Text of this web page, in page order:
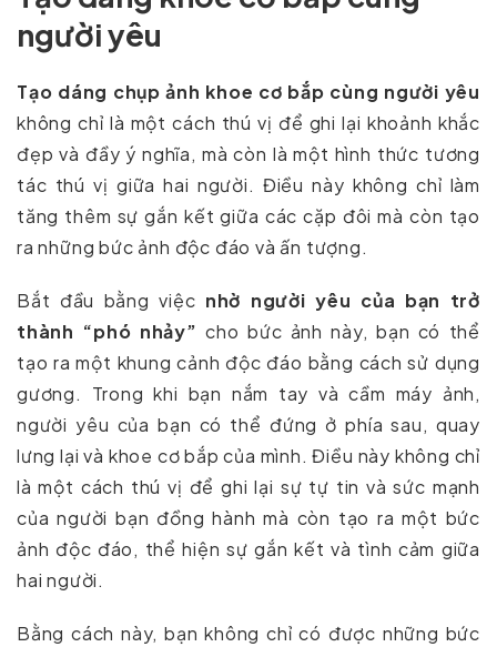
người yêu
Tạo dáng chụp ảnh khoe cơ bắp cùng người yêu
không chỉ là một cách thú vị để ghi lại khoảnh khắc
đẹp và đầy ý nghĩa, mà còn là một hình thức tương
tác thú vị giữa hai người. Điều này không chỉ làm
tăng thêm sự gắn kết giữa các cặp đôi mà còn tạo
ra những bức ảnh độc đáo và ấn tượng.
Bắt đầu bằng việc nhờ người yêu của bạn trở
thành “phó nhảy” cho bức ảnh này, bạn có thể
tạo ra một khung cảnh độc đáo bằng cách sử dụng
gương. Trong khi bạn nắm tay và cầm máy ảnh,
người yêu của bạn có thể đứng ở phía sau, quay
lưng lại và khoe cơ bắp của mình. Điều này không chỉ
là một cách thú vị để ghi lại sự tự tin và sức mạnh
của người bạn đồng hành mà còn tạo ra một bức
ảnh độc đáo, thể hiện sự gắn kết và tình cảm giữa
hai người.
Bằng cách này, bạn không chỉ có được những bức